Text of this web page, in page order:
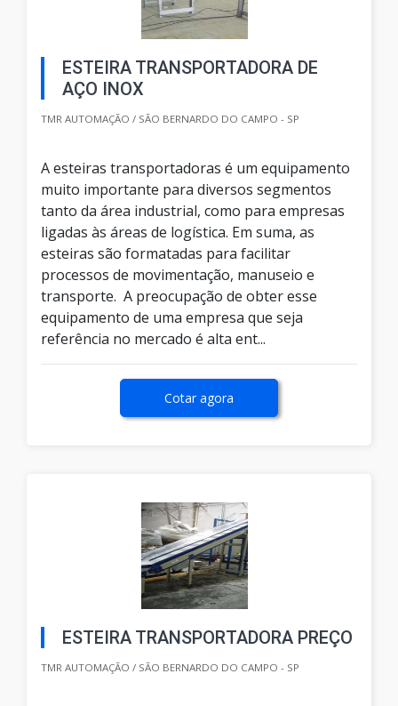
ESTEIRA TRANSPORTADORA DE
AÇO INOX
TMR AUTOMAÇÃO / SÃO BERNARDO DO CAMPO - SP
A esteiras transportadoras é um equipamento
muito importante para diversos segmentos
tanto da área industrial, como para empresas
ligadas às áreas de logística. Em suma, as
esteiras são formatadas para facilitar
processos de movimentação, manuseio e
transporte. A preocupação de obter esse
equipamento de uma empresa que seja
referência no mercado é alta ent...
Cotar agora
ESTEIRA TRANSPORTADORA PREÇO
TMR AUTOMAÇÃO / SÃO BERNARDO DO CAMPO - SP